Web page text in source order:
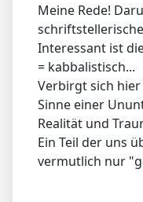
Meine Rede!
Interessant ist
= kabbalistisch...
Verbirgt sich
Sinne einer
Realität und
Ein Teil der uns
vermutlich nur